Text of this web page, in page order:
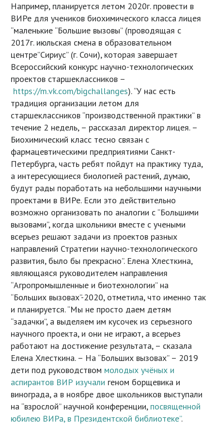
Например, планируется летом 2020г. провести в
ВИРе для учеников биохимического класса лицея
“маленькие “Большие вызовы” (проводящая с
2017г. июльская смена в образовательном
центре”Сириус” (г. Сочи), которая завершает
Всероссийский конкурс научно-технологических
проектов старшеклассников –
https://m.vk.com/bigchallanges). “У нас есть
традиция организации летом для
старшеклассников “производственной практики” в
течение 2 недель, – рассказал директор лицея. –
Биохимический класс тесно связан с
фармацевтическими предприятиями Санкт-
Петербурга, часть ребят пойдут на практику туда,
а интересующиеся биологией растений, думаю,
будут рады поработать на небольшими научными
проектами в ВИРе. Если это действительно
возможно организовать по аналогии с “Большими
вызовами”, когда школьники вместе с учеными
всерьез решают задачи из проектов разных
направлений Стратегии научно-технологического
развития, было бы прекрасно”. Елена Хлесткина,
являющаяся руководителем направления
“Агропромышленные и биотехнологии” на
“Больших вызовах”-2020, отметила, что именно так
и планируется. “Мы не просто даем детям
“задачки”, а выделяем им кусочек из серьезного
научного проекта, и они не играют, а всерьез
работают на достижение результата, – сказала
Елена Хлесткина. – На “Больших вызовах” – 2019
дети под руководством молодых учёных и
аспирантов ВИР изучали геном борщевика и
винограда, а в ноябре двое школьников выступали
на “взрослой” научной конференции, посвященной
юбилею ВИРа, в Президентской библиотеке”.